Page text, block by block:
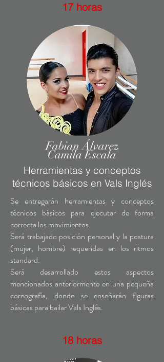
17 horas
Fabian Álvarez
Camila Escala
Herramientas y conceptos
técnicos básicos en Vals Inglés
Se entregarán herramientas y conceptos
técnicos básicos para ejecutar de forma
correcta los movimientos.
Será trabajado posición personal y la postura
(mujer, hombre) requeridas en los ritmos
standard.
Será desarrollado estos aspectos
mencionados anteriormente en una pequeña
coreografía, donde se enseñarán figuras
básicas para bailar Vals Inglés.
18 horas